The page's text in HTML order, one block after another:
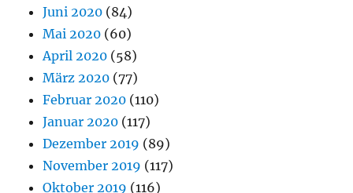
Juni 2020 (84)
Mai 2020 (60)
April 2020 (58)
März 2020 (77)
Februar 2020 (110)
Januar 2020 (117)
Dezember 2019 (89)
November 2019 (117)
Oktober 2019 (116)